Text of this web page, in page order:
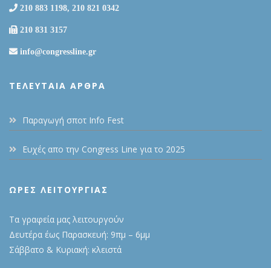
210 883 1198, 210 821 0342
210 831 3157
info@congressline.gr
ΤΕΛΕΥΤΑΊΑ ΆΡΘΡΑ
Παραγωγή σποτ Info Fest
Ευχές απο την Congress Line για το 2025
ΩΡΕΣ ΛΕΙΤΟΥΡΓΙΑΣ
Τα γραφεία μας λειτουργούν
Δευτέρα έως Παρασκευή: 9πμ – 6μμ
Σάββατο & Κυριακή: κλειστά